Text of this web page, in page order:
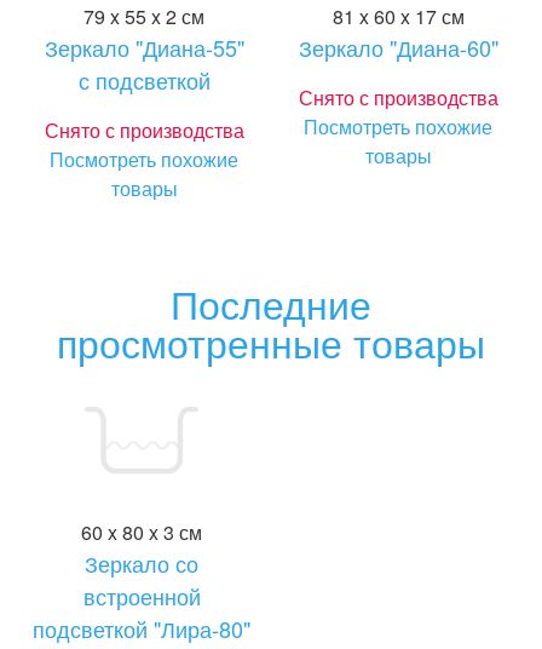
79 x 55 x 2 см
Зеркало "Диана-55"
с подсветкой
Снято с производства
Посмотреть похожие
товары
81 x 60 x 17 см
Зеркало "Диана-60"
Снято с производства
Посмотреть похожие
товары
Последние
просмотренные товары
60 x 80 x 3 см
Зеркало со
встроенной
подсветкой "Лира-80"